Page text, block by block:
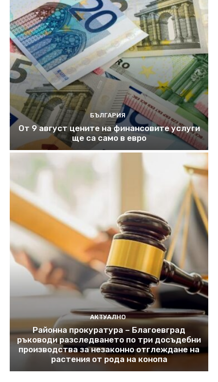
БЪЛГАРИЯ
От 9 август цените на финансовите услуги
ще са само в евро
АКТУАЛНО
Районна прокуратура – Благоевград
ръководи разследването по три досъдебни
производства за незаконно отглеждане на
растения от рода на конопа